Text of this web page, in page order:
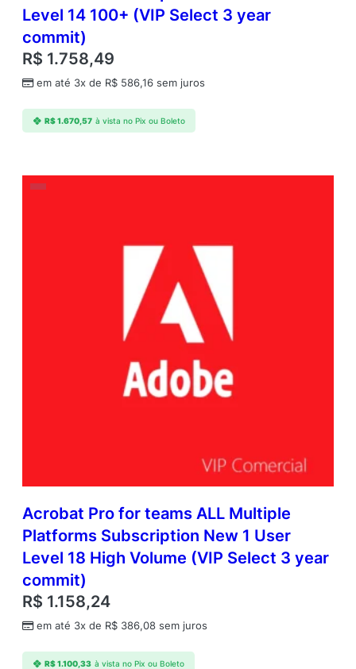
Level 14 100+ (VIP Select 3 year
commit)
R$ 1.758,49
em até 3x de R$ 586,16 sem juros
R$1.670,57 à vista no Pix ou Boleto
Acrobat Pro for teams ALL Multiple
Platforms Subscription New 1 User
Level 18 High Volume (VIP Select 3 year
commit)
R$ 1.158,24
em até 3x de R$ 386,08 sem juros
R$1.100,33 à vista no Pix ou Boleto